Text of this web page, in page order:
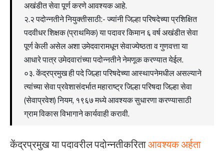
अखंडीत सेवा पूर्ण करणे आवश्यक आहे.
२.२ पदोन्नतीने नियुक्तीसाठी:- ज्यांनी जिल्हा परिषदेच्या प्रशिक्षित
पदवीधर शिक्षक (प्राथमिक) या पदावर किमान ६ वर्ष अखंडीत सेवा
पूर्ण केली असेल अशा उमेदवारामधून सेवाज्येष्ठता व गुणवत्ता या
आधारे पात्र उमेदवारांच्या पदोन्नतीने नेमणूक करण्यात येईल.
०३. केंद्रप्रमुख ही पदे जिल्हा परिषदेच्या आस्थापनेमधील असल्याने
त्यांच्या सेवा प्रवेशासंदर्भात महाराष्ट्र जिल्हा परिषदा जिल्हा सेवा
(सेवाप्रवेश) नियम, १९६७ मध्ये आवश्यक सुधारणा करण्यासाठी
ग्राम विकास विभागाने कार्यवाही करावी.
केंद्रप्रमुख या पदावरील पदोन्नतीकरिताआवश्यक अर्हता